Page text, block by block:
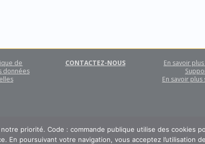
de
données
CONTACTEZ-NOUS
En savoir
En savoir plus
priorité. Code : commande publique utilise des cookies
En poursuivant votre navigation, vous acceptez l’utilisation